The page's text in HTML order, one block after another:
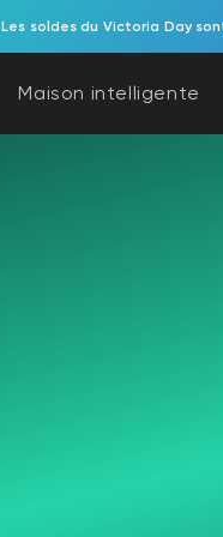
Les soldes du Victoria Day
Maison intelligente